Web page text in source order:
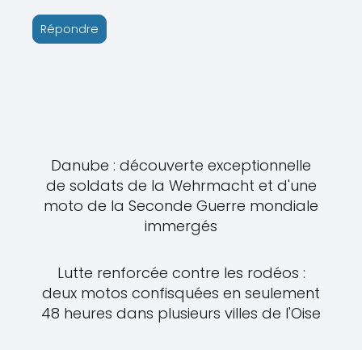
Répondre
Danube : découverte exceptionnelle
de soldats de la Wehrmacht et d'une
moto de la Seconde Guerre mondiale
immergés
Lutte renforcée contre les rodéos :
deux motos confisquées en seulement
48 heures dans plusieurs villes de l'Oise